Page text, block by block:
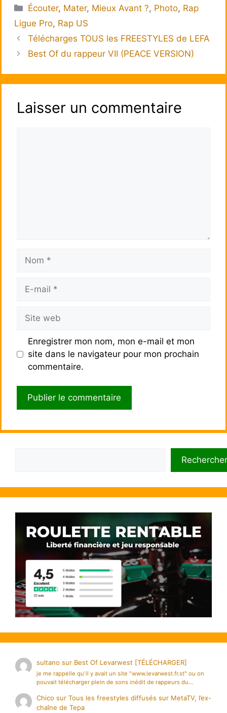
Catégories
Écouter, Mater, Mieux Avant ?, Photo, Rap
Ligue Pro, Rap US
Télécharges TOUS les FREESTYLES de LEFA
Best Of du rappeur VII (PEACE VERSION)
Laisser un commentaire
mail
web
Enregistrer mon nom, mon e-mail et mon
site dans le navigateur pour mon prochain
commentaire.
Rechercher
sultano sur Best Of Levarwest [TÉLÉCHARGER]
je me rappelle qu'il y avait un site "www.levarwest.fr.st" ou on
pouvait télécharger plein de sons inédit de rappeurs du…
Chico surTous les freestyles diffusés sur MetaTV, l’ex-
chaîne de Tepa